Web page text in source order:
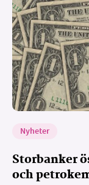
Nyheter
Storbanker
och